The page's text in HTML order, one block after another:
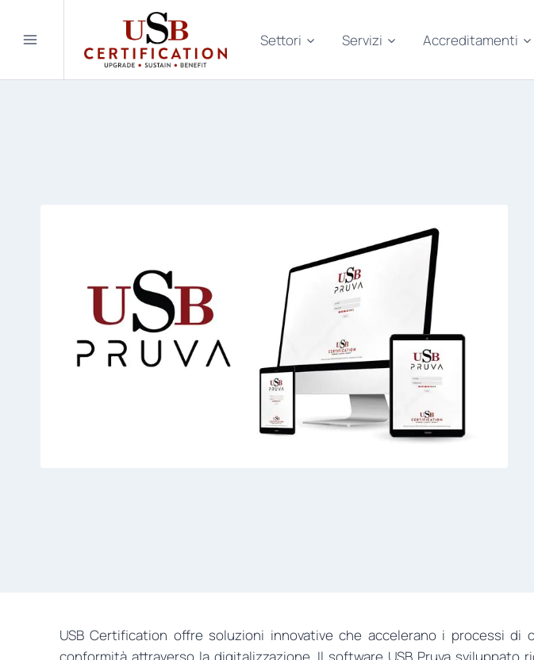
Settori Servizi Accreditamenti
USB Certification offre soluzioni innovative che accelerano i processi